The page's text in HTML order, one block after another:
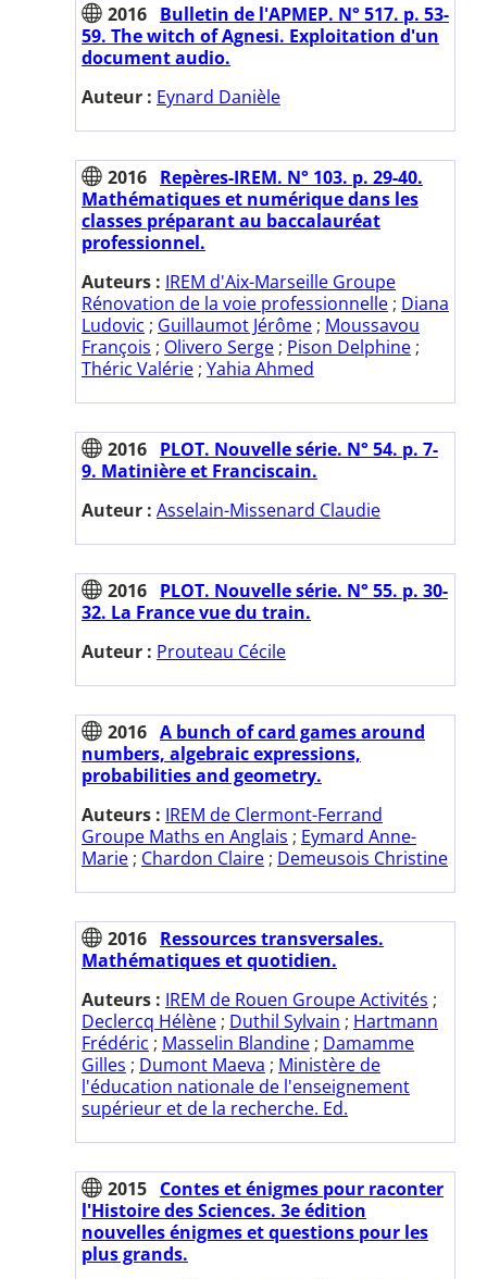
2016 Bulletin de l'APMEP. N° 517. p. 53-
59. The witch of Agnesi. Exploitation d'un
document audio.
Auteur : Eynard Danièle
2016 Repères-IREM. N° 103. p. 29-40.
Mathématiques et numérique dans les
classes préparant au baccalauréat
professionnel.
Auteurs : IREM d'Aix-Marseille Groupe
Rénovation de la voie professionnelle ; Diana
Ludovic ; Guillaumot Jérôme ; Moussavou
François ; Olivero Serge ; Pison Delphine ;
Théric Valérie ; Yahia Ahmed
2016 PLOT. Nouvelle série. N° 54. p. 7-
9. Matinière et Franciscain.
Auteur : Asselain-Missenard Claudie
2016 PLOT. Nouvelle série. N° 55. p. 30-
32. La France vue du train.
Auteur : Prouteau Cécile
2016 A bunch of card games around
numbers, algebraic expressions,
probabilities and geometry.
Auteurs : IREM de Clermont-Ferrand
Groupe Maths en Anglais ; Eymard Anne-
Marie ; Chardon Claire ; Demeusois Christine
2016 Ressources transversales.
Mathématiques et quotidien.
Auteurs : IREM de Rouen Groupe Activités ;
Declercq Hélène ; Duthil Sylvain ; Hartmann
Frédéric ; Masselin Blandine ; Damamme
Gilles ; Dumont Maeva ; Ministère de
l'éducation nationale de l'enseignement
supérieur et de la recherche. Ed.
2015 Contes et énigmes pour raconter
l'Histoire des Sciences. 3e édition
nouvelles énigmes et questions pour les
plus grands.